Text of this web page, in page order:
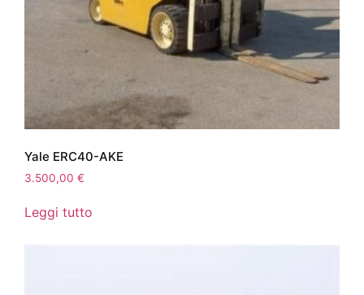
Yale ERC40-AKE
3.500,00 €
Leggi tutto